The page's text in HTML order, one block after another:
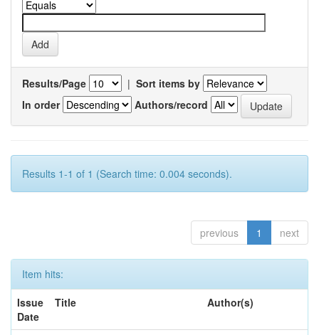
Results/Page | Sort items by
In order
Authors/record
Results 1-1 of 1 (Search time: 0.004 seconds).
previous 1 next
Item hits:
Issue
Date
Title Author(s)